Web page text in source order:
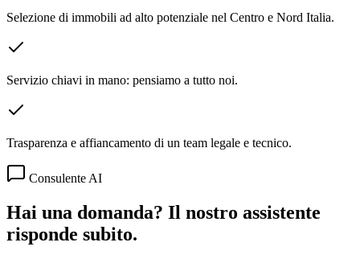
Selezione di immobili ad alto potenziale nel Centro e Nord Italia.
Servizio chiavi in mano: pensiamo a tutto noi.
Trasparenza e affiancamento di un team legale e tecnico.
Consulente AI
Hai una domanda? Il nostro assistente
risponde subito.